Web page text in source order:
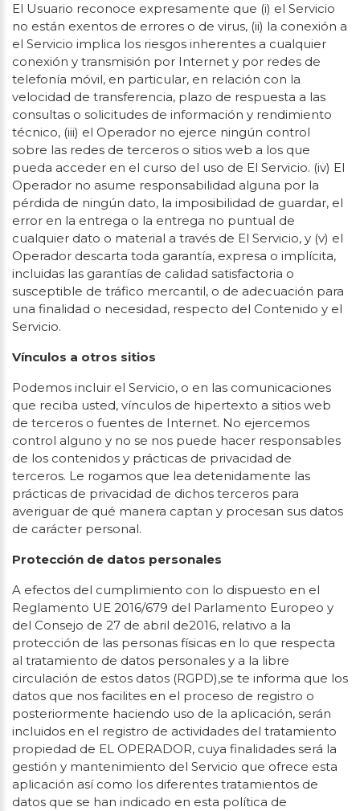
El Usuario reconoce expresamente que (i) el Servicio
no están exentos de errores o de virus, (ii) la conexión a
el Servicio implica los riesgos inherentes a cualquier
conexión y transmisión por Internet y por redes de
telefonía móvil, en particular, en relación con la
velocidad de transferencia, plazo de respuesta a las
consultas o solicitudes de información y rendimiento
técnico, (iii) el Operador no ejerce ningún control
sobre las redes de terceros o sitios web a los que
pueda acceder en el curso del uso de El Servicio. (iv) El
Operador no asume responsabilidad alguna por la
pérdida de ningún dato, la imposibilidad de guardar, el
error en la entrega o la entrega no puntual de
cualquier dato o material a través de El Servicio, y (v) el
Operador descarta toda garantía, expresa o implícita,
incluidas las garantías de calidad satisfactoria o
susceptible de tráfico mercantil, o de adecuación para
una finalidad o necesidad, respecto del Contenido y el
Servicio.
Vínculos a otros sitios
Podemos incluir el Servicio, o en las comunicaciones
que reciba usted, vínculos de hipertexto a sitios web
de terceros o fuentes de Internet. No ejercemos
control alguno y no se nos puede hacer responsables
de los contenidos y prácticas de privacidad de
terceros. Le rogamos que lea detenidamente las
prácticas de privacidad de dichos terceros para
averiguar de qué manera captan y procesan sus datos
de carácter personal.
Protección de datos personales
A efectos del cumplimiento con lo dispuesto en el
Reglamento UE 2016/679 del Parlamento Europeo y
del Consejo de 27 de abril de2016, relativo a la
protección de las personas físicas en lo que respecta
al tratamiento de datos personales y a la libre
circulación de estos datos (RGPD),se te informa que los
datos que nos facilites en el proceso de registro o
posteriormente haciendo uso de la aplicación, serán
incluidos en el registro de actividades del tratamiento
propiedad de EL OPERADOR, cuya finalidades será la
gestión y mantenimiento del Servicio que ofrece esta
aplicación así como los diferentes tratamientos de
datos que se han indicado en esta política de